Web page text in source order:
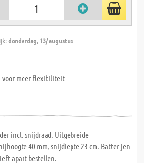
donderdag, 13/ augustus
voor meer flexibiliteit
incl. snijdraad. Uitgebreide
40 mm, snijdiepte 23 cm. Batterijen
apart bestellen.